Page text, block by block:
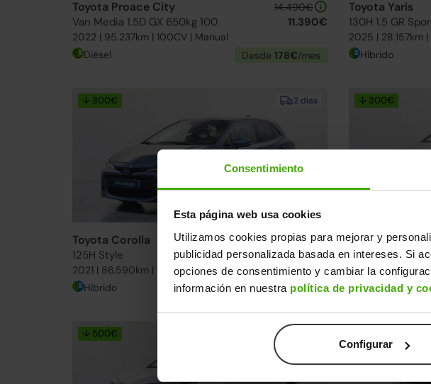
Consentimiento
Esta página web usa cookies
Utilizamos cookies propias para mejorar y
publicidad personalizada basada en intereses. Si
opciones de consentimiento y cambiar la
información en nuestra política de privacidad y
Configurar
Toyota Proace City
Van Media 1.5D GX 650kg 100
2022 | 95.237km | 100CV | Manual
14.490€
11.390€
Diésel Desde 178€/mes
Toyota Yaris
130H 1.5 GR
2025 | 28.157km
Híbrido
2 días
↓ 300€
Toyota Corolla
125H Style
2021 | 86.590km | 122CV | Automático
24.490€
18.590€
Híbrido Desde304€/mes
↓ 300€
Toyota C-HR
125H Advance
2019 | 131.054km
Híbrido
↓ 500€